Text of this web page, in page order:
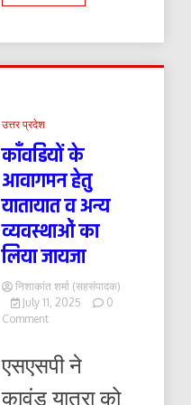
उत्तर प्रदेश
काँवडियों के
आवागमन हेतु
यातायात व अन्य
व्यवस्थाओं का
लिया जायजा
निशाकांत शर्मा (सहसंपादक)
July 11, 2025
0
Commenton
आवागमन
यातायात
एसएसपी ने
कावंड यात्रा को